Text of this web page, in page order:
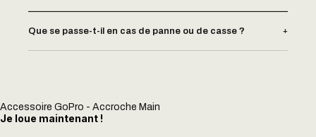
Que se passe-t-il en cas de panne ou de casse ? +
Accessoire GoPro - Accroche Main
Je loue maintenant !